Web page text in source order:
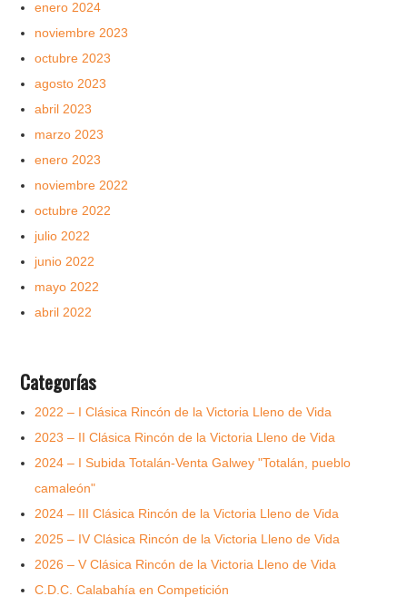
enero 2024
noviembre 2023
octubre 2023
agosto 2023
abril 2023
marzo 2023
enero 2023
noviembre 2022
octubre 2022
julio 2022
junio 2022
mayo 2022
abril 2022
Categorías
2022 – I Clásica Rincón de la Victoria Lleno de Vida
2023 – II Clásica Rincón de la Victoria Lleno de Vida
2024 – I Subida Totalán-Venta Galwey "Totalán, pueblo
camaleón"
2024 – III Clásica Rincón de la Victoria Lleno de Vida
2025 – IV Clásica Rincón de la Victoria Lleno de Vida
2026 – V Clásica Rincón de la Victoria Lleno de Vida
C.D.C. Calabahía en Competición